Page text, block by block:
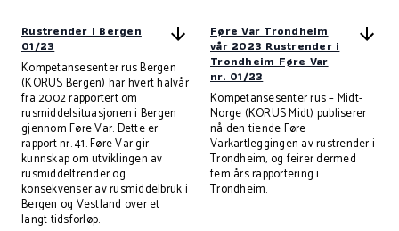
Rustrender i Bergen
01/23
Kompetansesenter rus Bergen
(KORUS Bergen) har hvert halvår
fra 2002 rapportert om
rusmiddelsituasjonen i Bergen
gjennom Føre Var. Dette er
rapport nr. 41. Føre Var gir
kunnskap om utviklingen av
rusmiddeltrender og
konsekvenser av rusmiddelbruk i
Bergen og Vestland over et
langt tidsforløp.
Føre Var Trondheim
vår 2023 Rustrender i
Trondheim Føre Var
nr. 01/23
Kompetansesenter rus – Midt-
Norge (KORUS Midt) publiserer
nå den tiende Føre
Varkartleggingen av rustrender i
Trondheim, og feirer dermed
fem års rapportering i
Trondheim.